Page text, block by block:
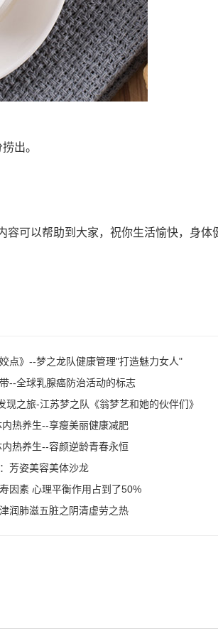
出。
容可以帮助到大家，祝你生活愉快，身体
姣点》--梦之龙队健康管理"打造魅力女人"
--全球乳腺癌防治活动的标志
现之旅-江苏梦之队《翁梦艺和她的伙伴们》
热养生--享瘦美丽健康减肥
热养生--容颜逆龄青春永恒
芳姿美容美体沙龙
因素 心理平衡作用占到了50%
润肺滋五脏之阴清虚劳之热